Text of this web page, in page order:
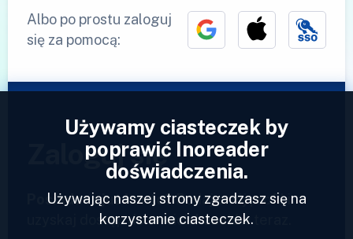
Albo po prostu zaloguj
się za pomocą:
Zaloguj się
Posiadasz już konto?Podaj swój profil i
uzyskaj dostęp do swoich kanałów teraz.
Używamy ciasteczek by
poprawić Inoreader
doświadczenia.
Używając naszej strony zgadzasz się na
korzystanie ciasteczek.